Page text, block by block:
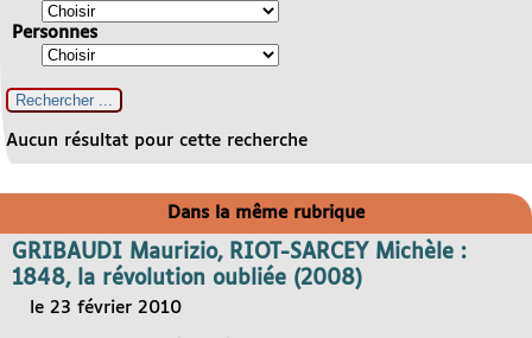
Personnes
Aucun résultat pour cette recherche
Dans la même rubrique
GRIBAUDI Maurizio, RIOT-SARCEY Michèle :
1848, la révolution oubliée (2008)
le 23 février 2010